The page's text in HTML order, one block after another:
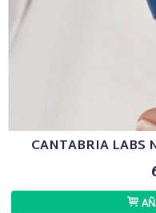
CANTABRIA LABS